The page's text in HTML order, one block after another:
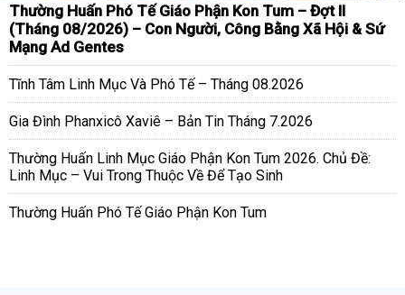
Thường Huấn Phó Tế Giáo Phận Kon Tum – Đợt II
(Tháng 08/2026) – Con Người, Công Bằng Xã Hội & Sứ
Mạng Ad Gentes
Tĩnh Tâm Linh Mục Và Phó Tế – Tháng 08.2026
Gia Đình Phanxicô Xaviê – Bản Tin Tháng 7.2026
Thường Huấn Linh Mục Giáo Phận Kon Tum 2026. Chủ Đề:
Linh Mục – Vui Trong Thuộc Về Để Tạo Sinh
Thường Huấn Phó Tế Giáo Phận Kon Tum